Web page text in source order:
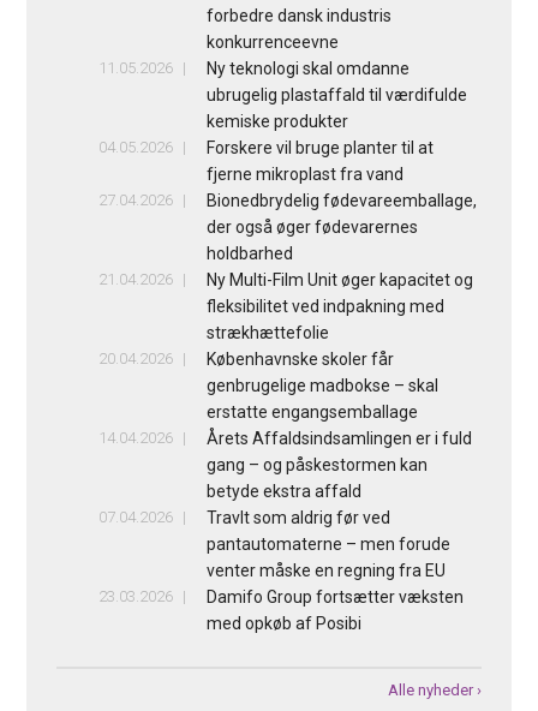
forbedre dansk industris
konkurrenceevne
11.05.2026
Ny teknologi skal omdanne
ubrugelig plastaffald til værdifulde
kemiske produkter
04.05.2026
Forskere vil bruge planter til at
fjerne mikroplast fra vand
27.04.2026
Bionedbrydelig fødevareemballage,
der også øger fødevarernes
holdbarhed
21.04.2026
Ny Multi-Film Unit øger kapacitet og
fleksibilitet ved indpakning med
strækhættefolie
20.04.2026
Københavnske skoler får
genbrugelige madbokse – skal
erstatte engangsemballage
14.04.2026
Årets Affaldsindsamlingen er i fuld
gang – og påskestormen kan
betyde ekstra affald
07.04.2026
Travlt som aldrig før ved
pantautomaterne – men forude
venter måske en regning fra EU
23.03.2026
Damifo Group fortsætter væksten
med opkøb af Posibi
Alle nyheder ›